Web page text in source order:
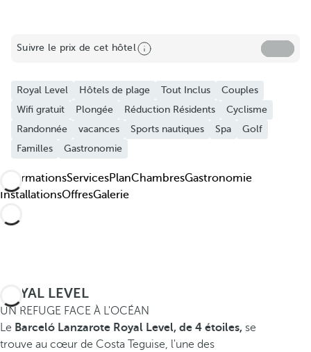
Suivre le prix de cet hôtel
Royal Level Hôtels de plage Tout Inclus
Couples
Wifi gratuit
Plongée Réduction Résidents
Cyclisme
Randonnée
vacances Sports nautiques Spa
Golf
Familles
Gastronomie
InformationsServicesPlanChambresGastronomie
InstallationsOffresGalerie
ROYAL LEVEL
UN REFUGE FACE À L'OCÉAN
Le Barceló Lanzarote Royal Level, de 4 étoiles, se
trouve au cœur de Costa Teguise, l'une des